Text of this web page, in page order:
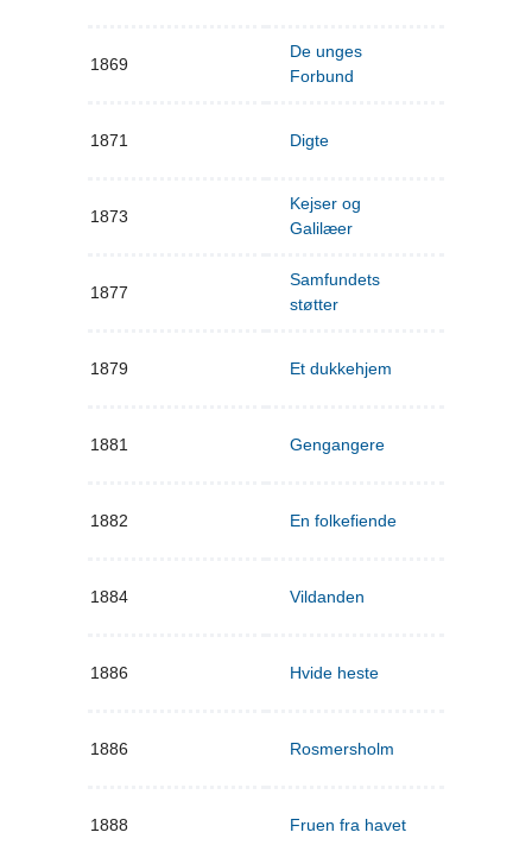
1869
De unges
Forbund
1871 Digte
1873
Kejser og
Galilæer
1877
Samfundets
støtter
1879 Et dukkehjem
1881 Gengangere
1882 En folkefiende
1884 Vildanden
1886 Hvide heste
1886 Rosmersholm
1888 Fruen fra havet